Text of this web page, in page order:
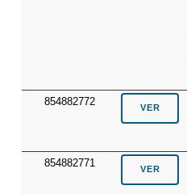
854882772
854882771